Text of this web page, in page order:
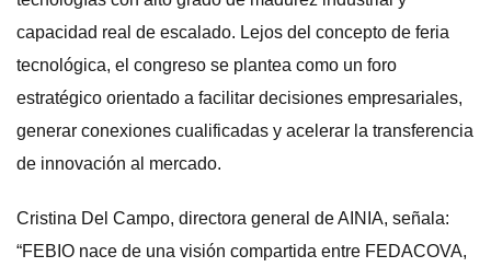
capacidad real de escalado. Lejos del concepto de feria
tecnológica, el congreso se plantea como un foro
estratégico orientado a facilitar decisiones empresariales,
generar conexiones cualificadas y acelerar la transferencia
de innovación al mercado.
Cristina Del Campo, directora general de AINIA, señala:
“FEBIO nace de una visión compartida entre FEDACOVA,